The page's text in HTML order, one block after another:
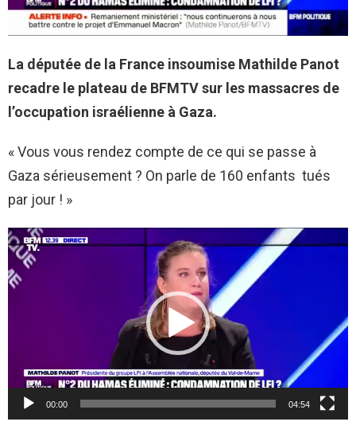
La députée de la France insoumise Mathilde Panot
recadre le plateau de BFMTV sur les massacres de
l’occupation israélienne à Gaza.
« Vous vous rendez compte de ce qui se passe à
Gaza sérieusement ? On parle de 160 enfants tués
par jour ! »
L
c
00:00 04:54